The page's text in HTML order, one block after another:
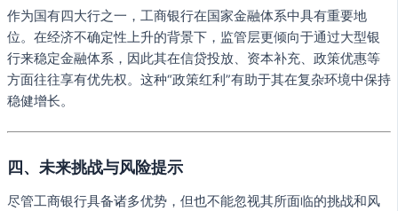
作为国有四大行之一，工商银行在国家金融体系中具有重要地
位。在经济不确定性上升的背景下，监管层更倾向于通过大型银
行来稳定金融体系，因此其在信贷投放、资本补充、政策优惠等
方面往往享有优先权。这种“政策红利”有助于其在复杂环境中保持
稳健增长。
四、未来挑战与风险提示
尽管工商银行具备诸多优势，但也不能忽视其所面临的挑战和风